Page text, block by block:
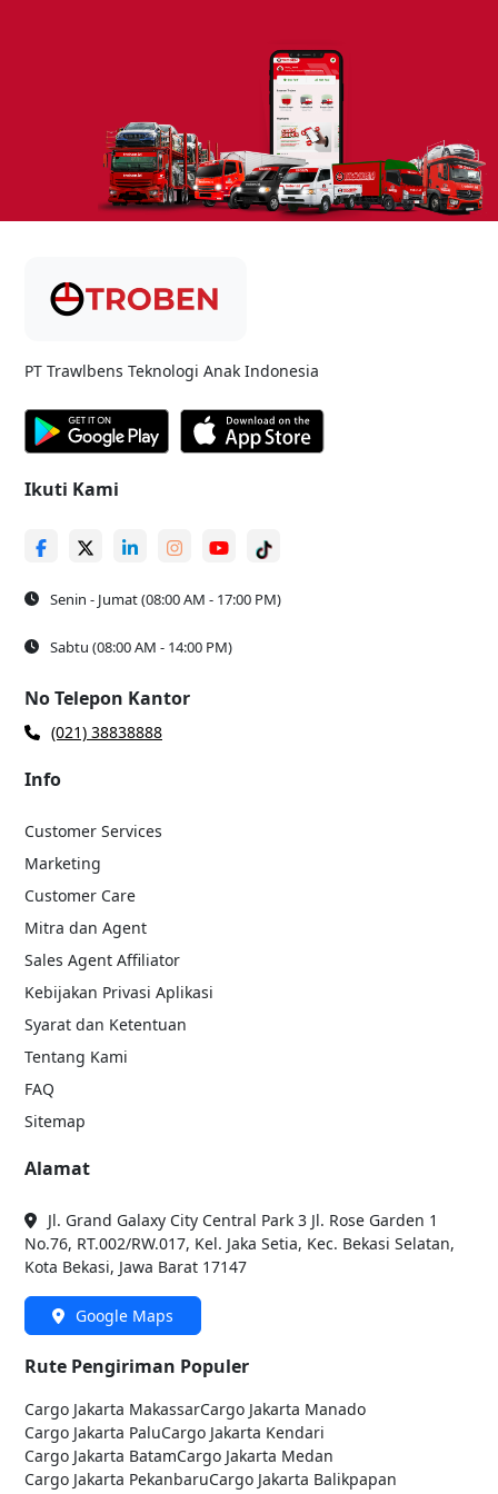
PT Trawlbens Teknologi Anak Indonesia
Ikuti Kami
Senin - Jumat (08:00 AM - 17:00 PM)
Sabtu (08:00 AM - 14:00 PM)
No Telepon Kantor
(021) 38838888
Info
Customer Services
Marketing
Customer Care
Mitra dan Agent
Sales Agent Affiliator
Kebijakan Privasi Aplikasi
Syarat dan Ketentuan
Tentang Kami
FAQ
Sitemap
Alamat
Jl. Grand Galaxy City Central Park 3 Jl. Rose Garden 1
No.76, RT.002/RW.017, Kel. Jaka Setia, Kec. Bekasi Selatan,
Kota Bekasi, Jawa Barat 17147
Google Maps
Rute Pengiriman Populer
Cargo Jakarta MakassarCargo Jakarta Manado
Cargo Jakarta PaluCargo Jakarta Kendari
Cargo Jakarta BatamCargo Jakarta Medan
Cargo Jakarta PekanbaruCargo Jakarta Balikpapan